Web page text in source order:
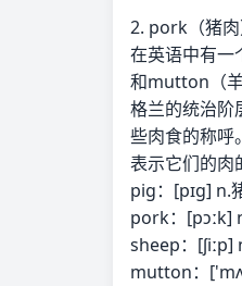
2. pork（猪
在英语中有一
和mutton（
格兰的统治阶
些肉食的称呼
表示它们的肉
pig：[pɪg] n.
pork：[pɔːk]
sheep：[ʃiːp]
mutton：